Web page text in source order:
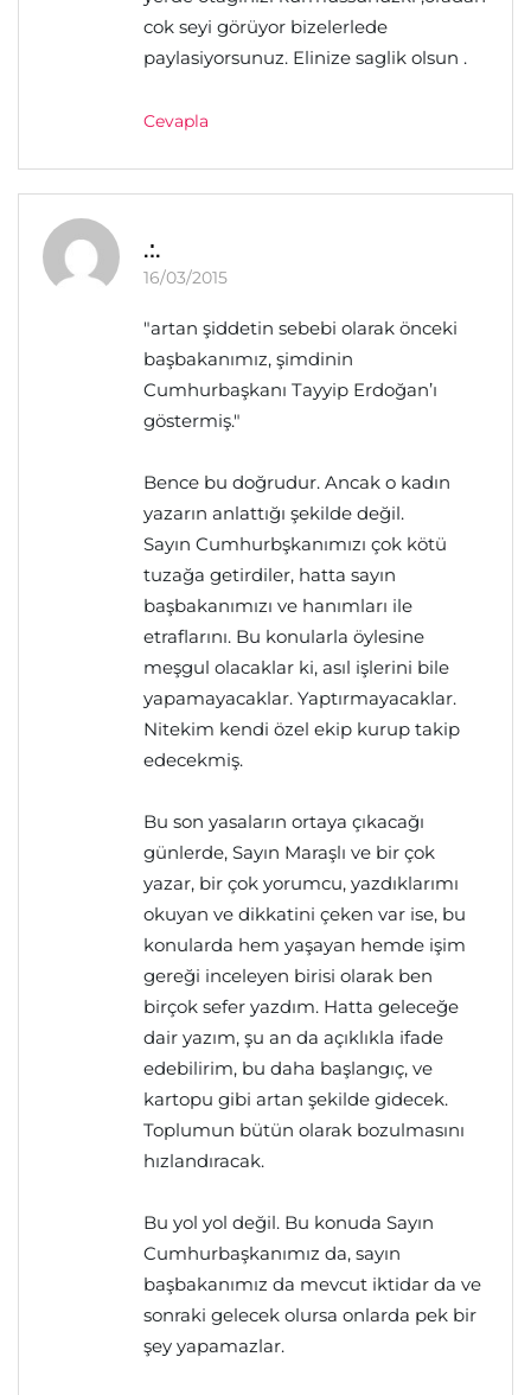
cok seyi görüyor bizelerlede
paylasiyorsunuz. Elinize saglik olsun .
Cevapla
.:.
16/03/2015
"artan şiddetin sebebi olarak önceki
başbakanımız, şimdinin
Cumhurbaşkanı Tayyip Erdoğan’ı
göstermiş."
Bence bu doğrudur. Ancak o kadın
yazarın anlattığı şekilde değil.
Sayın Cumhurbşkanımızı çok kötü
tuzağa getirdiler, hatta sayın
başbakanımızı ve hanımları ile
etraflarını. Bu konularla öylesine
meşgul olacaklar ki, asıl işlerini bile
yapamayacaklar. Yaptırmayacaklar.
Nitekim kendi özel ekip kurup takip
edecekmiş.
Bu son yasaların ortaya çıkacağı
günlerde, Sayın Maraşlı ve bir çok
yazar, bir çok yorumcu, yazdıklarımı
okuyan ve dikkatini çeken var ise, bu
konularda hem yaşayan hemde işim
gereği inceleyen birisi olarak ben
birçok sefer yazdım. Hatta geleceğe
dair yazım, şu an da açıklıkla ifade
edebilirim, bu daha başlangıç, ve
kartopu gibi artan şekilde gidecek.
Toplumun bütün olarak bozulmasını
hızlandıracak.
Bu yol yol değil. Bu konuda Sayın
Cumhurbaşkanımız da, sayın
başbakanımız da mevcut iktidar da ve
sonraki gelecek olursa onlarda pek bir
şey yapamazlar.